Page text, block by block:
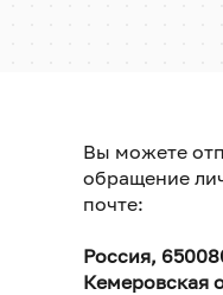
Вы можете
обращение
почте:
Россия,
Кемеровская